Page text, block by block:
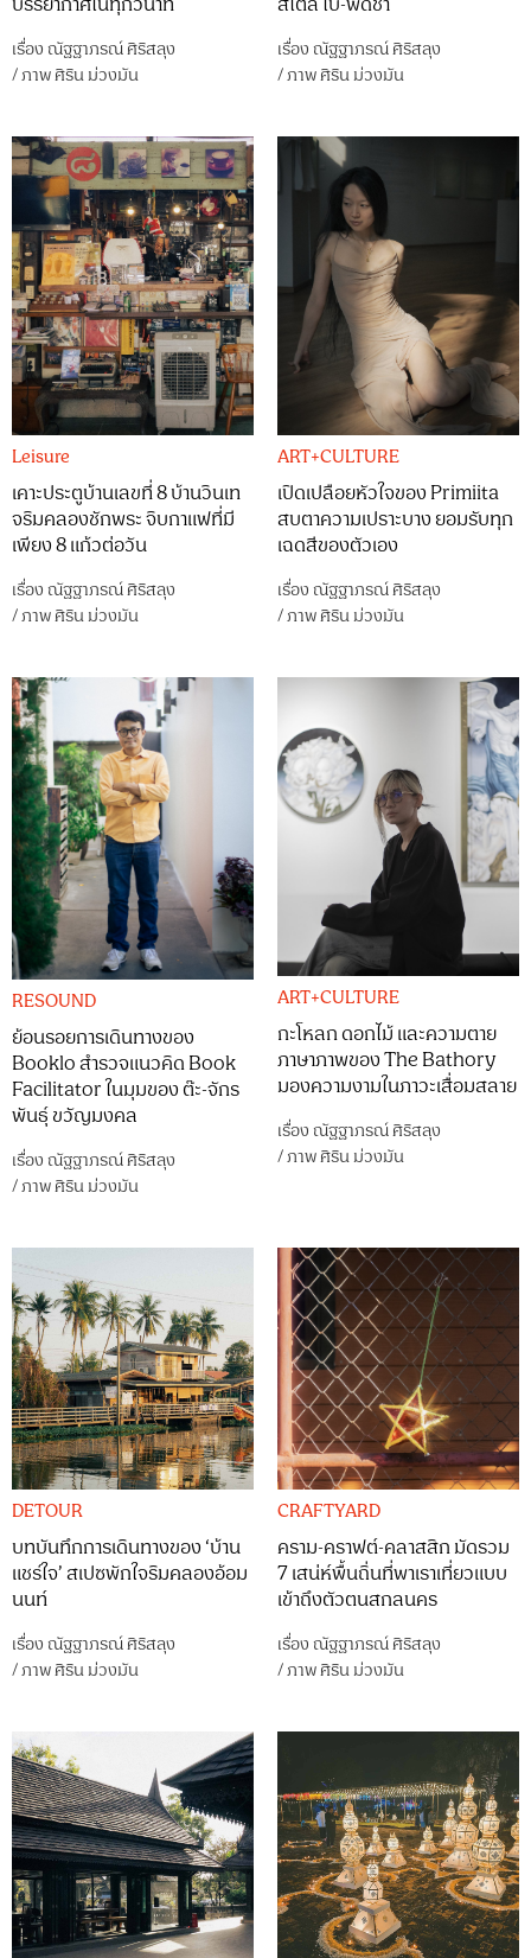
เรื่องณัฐฐาภรณ์ ศิริสลุง
/ภาพศิริน ม่วงมัน
เรื่องณัฐฐาภรณ์ ศิริสลุง
/ภาพศิริน ม่วงมัน
Leisure
เคาะประตูบ้านเลขที่ 8 บ้านวินเท
จริมคลองชักพระ จิบกาแฟที่มี
เพียง 8 แก้วต่อวัน
เรื่องณัฐฐาภรณ์ ศิริสลุง
/ภาพศิริน ม่วงมัน
ART+CULTURE
เปิดเปลือยหัวใจของ Primiita
สบตาความเปราะบาง ยอมรับทุก
เฉดสีของตัวเอง
เรื่องณัฐฐาภรณ์ ศิริสลุง
/ภาพศิริน ม่วงมัน
RESOUND
ย้อนรอยการเดินทางของ
Booklo สำรวจแนวคิด Book
Facilitator ในมุมของ ต๊ะ-จักร
พันธุ์ ขวัญมงคล
เรื่องณัฐฐาภรณ์ ศิริสลุง
/ภาพศิริน ม่วงมัน
ART+CULTURE
กะโหลก ดอกไม้ และความตาย
ภาษาภาพของ The Bathory
มองความงามในภาวะเสื่อมสลาย
เรื่องณัฐฐาภรณ์ ศิริสลุง
/ภาพศิริน ม่วงมัน
DETOUR
บทบันทึกการเดินทางของ ‘บ้าน
แชร์ใจ’ สเปซพักใจริมคลองอ้อม
นนท์
เรื่องณัฐฐาภรณ์ ศิริสลุง
/ภาพศิริน ม่วงมัน
CRAFTYARD
คราม-คราฟต์-คลาสสิก มัดรวม
7 เสน่ห์พื้นถิ่นที่พาเราเที่ยวแบบ
เข้าถึงตัวตนสกลนคร
เรื่องณัฐฐาภรณ์ ศิริสลุง
/ภาพศิริน ม่วงมัน